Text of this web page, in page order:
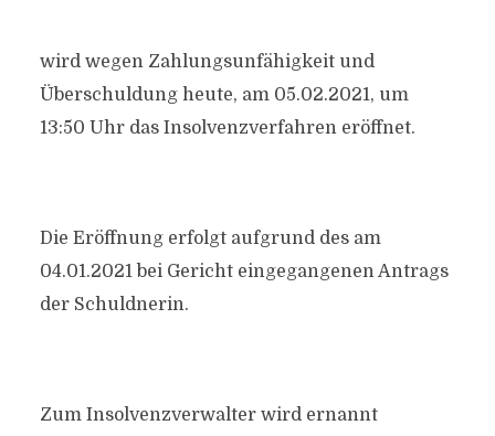
wird wegen Zahlungsunfähigkeit und
Überschuldung heute, am 05.02.2021, um
13:50 Uhr das Insolvenzverfahren eröffnet.
Die Eröffnung erfolgt aufgrund des am
04.01.2021 bei Gericht eingegangenen Antrags
der Schuldnerin.
Zum Insolvenzverwalter wird ernannt